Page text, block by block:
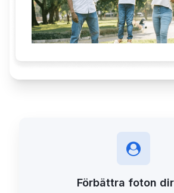
Förbättra foton